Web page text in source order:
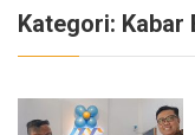
Kategori: Kabar